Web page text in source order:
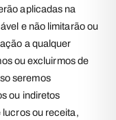
aplicadas na
e não limitarão ou
a qualquer
ou excluirmos de
seremos
ou indiretos
lucros ou receita,